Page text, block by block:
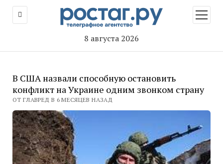
8 августа 2026
меню
В США назвали способную остановить
конфликт на Украине одним звонком страну
ОТ ГЛАВРЕД В 6 МЕСЯЦЕВ НАЗАД